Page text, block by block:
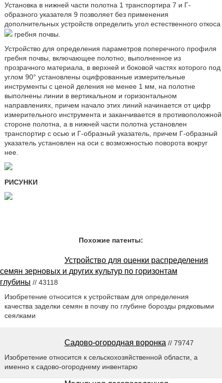
Установка в нижней части полотна 1 транспортира 7 и Г-
образного указателя 9 позволяет без применения
дополнительных устройств определить угол естественного откоса
гребня почвы.
Устройство для определения параметров поперечного профиля
гребня почвы, включающее полотно, выполненное из
прозрачного материала, в верхней и боковой частях которого под
углом 90° установлены оцифрованные измерительные
инструменты с ценой деления не менее 1 мм, на полотне
выполнены линии в вертикальном и горизонтальном
направлениях, причем начало этих линий начинается от цифр
измерительного инструмента и заканчивается в противоположной
стороне полотна, а в нижней части полотна установлен
транспортир с осью и Г-образный указатель, причем Г-образный
указатель установлен на оси с возможностью поворота вокруг
нее.
РИСУНКИ
Похожие патенты:
Устройство для оценки распределения
семян зерновых и других культур по горизонтам
глубины // 43118
Изобретение относится к устройствам для определения
качества заделки семян в почву по глубине борозды рядковыми
сеялками
Садово-огородная воронка // 79747
Изобретение относится к сельскохозяйственной области, а
именно к садово-огороднему инвентарю